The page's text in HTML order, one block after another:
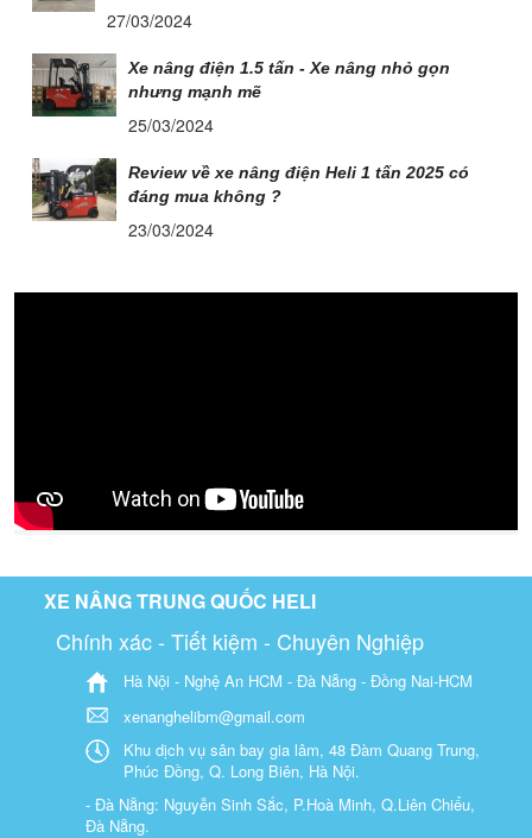
27/03/2024
Xe nâng điện 1.5 tấn - Xe nâng nhỏ gọn
nhưng mạnh mẽ
25/03/2024
Review về xe nâng điện Heli 1 tấn 2025 có
đáng mua không ?
23/03/2024
XE NÂNG TRUNG QUỐC HELI
Chính xác - Tiết kiệm - Chuyên Nghiệp
Hà Nội - Nghệ An HCM - Đà Nẵng - Đồng Nai-HCM
xenanghelibm@gmail.com
Khu dịch vụ sân bay gia lâm, 48 Đàm Quang Trung,
Phúc Đồng, Q. Long Biên, Hà Nội.
- Đà Nẵng: Nguyễn Sinh Sắc, P.Hoà Minh, Q.Liên Chiểu,
Đà Nẵng.